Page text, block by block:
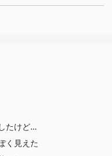
たけど…
く見えた